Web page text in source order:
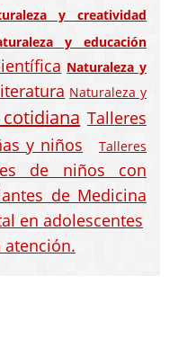
y creatividad
y educación
Naturaleza y
Naturaleza y
Talleres
y niños
Talleres
de niños con
de Medicina
en adolescentes